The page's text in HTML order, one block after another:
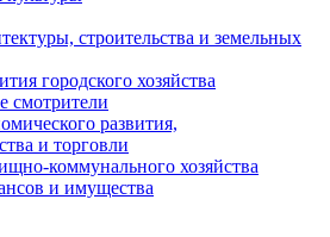
строительства и земельных
городского хозяйства
смотрители
развития,
и торговли
коммунального хозяйства
и имущества